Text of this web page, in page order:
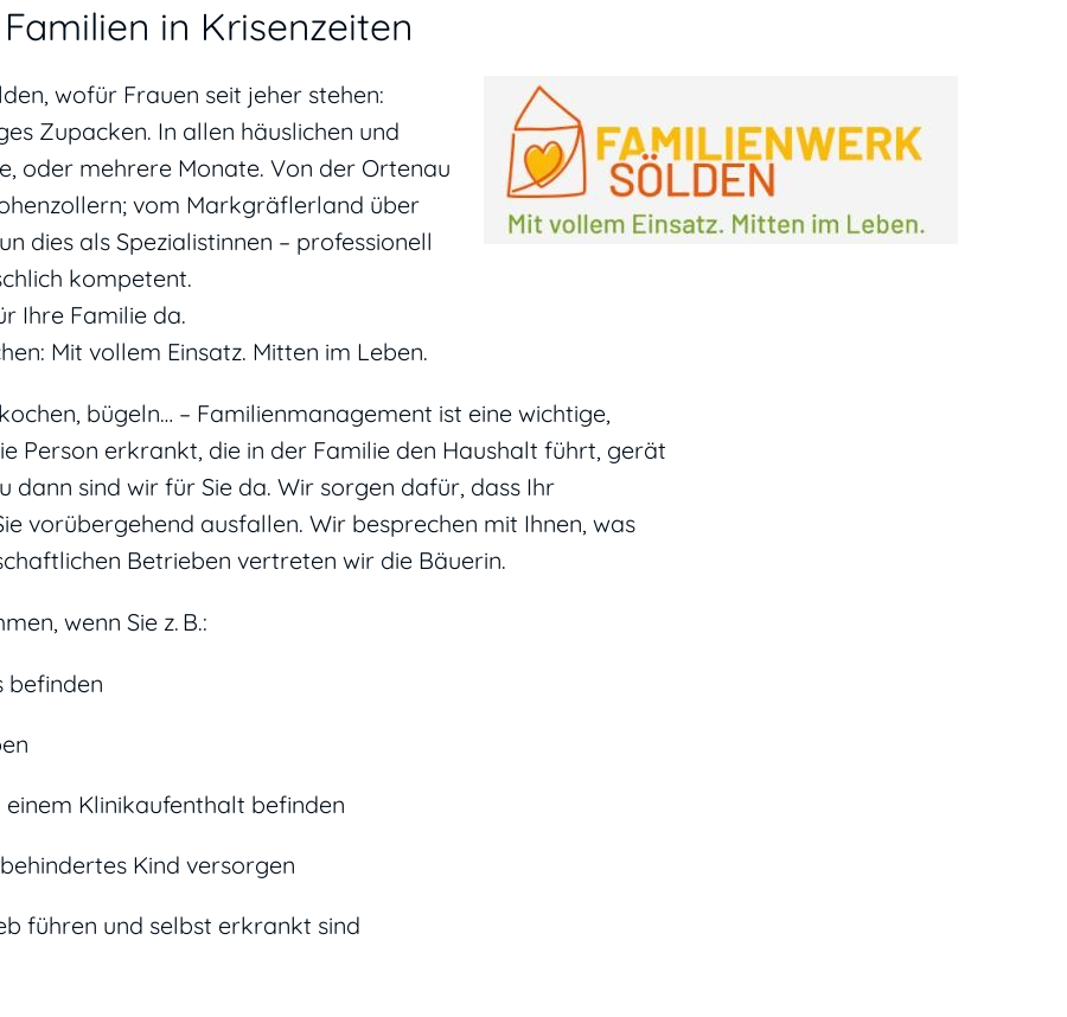
in Krisenzeiten
wofür Frauen seit jeher stehen:
Zupacken. In allen häuslichen und
oder mehrere Monate. Von der Ortenau
vom Markgräflerland über
dies als Spezialistinnen – professionell
kompetent.
Ihre Familie da.
Mit vollem Einsatz. Mitten im Leben.
bügeln… – Familienmanagement ist eine wichtige,
Person erkrankt, die in der Familie den Haushalt führt, gerät
dann sind wir für Sie da. Wir sorgen dafür, dass Ihr
vorübergehend ausfallen. Wir besprechen mit Ihnen, was
Betrieben vertreten wir die Bäuerin.
wenn Sie z. B.:
befinden
Klinikaufenthalt befinden
Kind versorgen
führen und selbst erkrankt sind